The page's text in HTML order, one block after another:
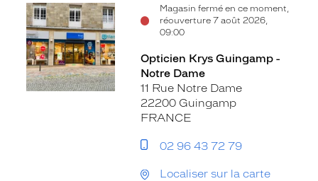
Magasin fermé en ce moment,
réouverture 7 août 2026,
09:00
Voir
la
fiche
Opticien Krys Guingamp -
Notre Dame
11 Rue Notre Dame
22200 Guingamp
FRANCE
02 96 43 72 79
Localiser sur la carte
Voir
la
fiche